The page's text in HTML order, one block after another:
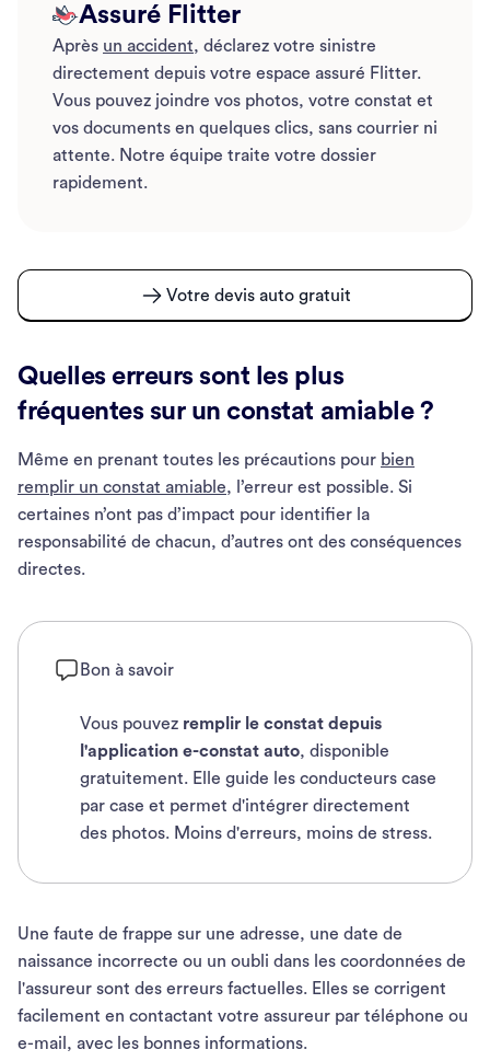
Assuré Flitter
Après un accident, déclarez votre sinistre
directement depuis votre espace assuré Flitter.
Vous pouvez joindre vos photos, votre constat et
vos documents en quelques clics, sans courrier ni
attente. Notre équipe traite votre dossier
rapidement.
Votre devis auto gratuit
Quelles erreurs sont les plus
fréquentes sur un constat amiable ?
Même en prenant toutes les précautions pour bien
remplir un constat amiable, l’erreur est possible. Si
certaines n’ont pas d’impact pour identifier la
responsabilité de chacun, d’autres ont des conséquences
directes.
Bon à savoir
Vous pouvez remplir le constat depuis
l'application e-constat auto, disponible
gratuitement. Elle guide les conducteurs case
par case et permet d'intégrer directement
des photos. Moins d'erreurs, moins de stress.
Une faute de frappe sur une adresse, une date de
naissance incorrecte ou un oubli dans les coordonnées de
l'assureur sont des erreurs factuelles. Elles se corrigent
facilement en contactant votre assureur par téléphone ou
e-mail, avec les bonnes informations.